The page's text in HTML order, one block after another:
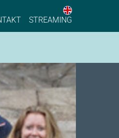
STREAMING
English